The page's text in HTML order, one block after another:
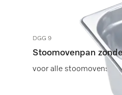
DGG 9
Stoomovenpan
voor alle stoomovens